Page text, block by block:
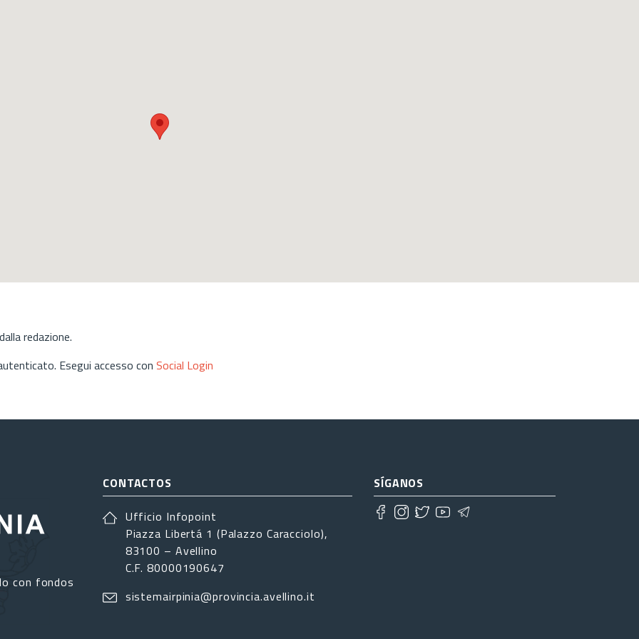
redazione.
Esegui accesso con Social Login
con fondos
CONTACTOS
Ufficio Infopoint
Piazza Libertá 1 (Palazzo Caracciolo),
83100 – Avellino
C.F. 80000190647
sistemairpinia@provincia.avellino.it
SÍGANOS